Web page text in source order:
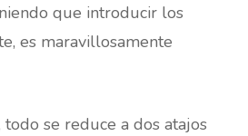
que introducir los
es maravillosamente
todo se reduce a dos atajos